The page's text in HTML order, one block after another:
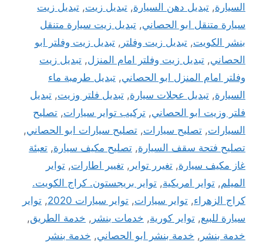
السيارة, تبديل دهن السيارة, تبديل زيت, تبديل زيت
سيارة متنقل ابو الحصاني, تبديل زيت سيارة متنقل
بنشر الكويت, تبديل زيت وفلتر , تبديل زيت وفلتر ابو
الحصاني, تبديل زيت وفلتر امام المنزل, تبديل زيت
وفلتر امام المنزل ابو الحصاني, تبديل طرمبة ماء
السيارة, تبديل عجلات سيارة, تبديل فلتر وزيت, تبديل
فلتر وزيت ابو الحصاني, تركيب تواير سيارات, تصليح
السيارات, تصليح سيارات, تصليح سيارات ابو الحصاني,
تصليح فتحة سقف السيارة, تصليح مكيف سيارة, تعبئة
غاز مكيف سيارة, تغيرر تواير , تغيير اطارات, تواير
الميلم, تواير امريكية, تواير بريجستون. كراج الكويت.
كراج الزهراء, تواير سيارات, تواير سيارات 2020 , تواير
سيارة للبيع, تواير كورية, خدمات بنشر , خدمة الطريق,
خدمة بنشر , خدمة بنشر ابو الحصاني, خدمة بنشر